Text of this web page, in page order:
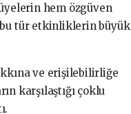
hem özgüven
bu tür etkinliklerin büyük
ve erişilebilirliğe
karşılaştığı çoklu